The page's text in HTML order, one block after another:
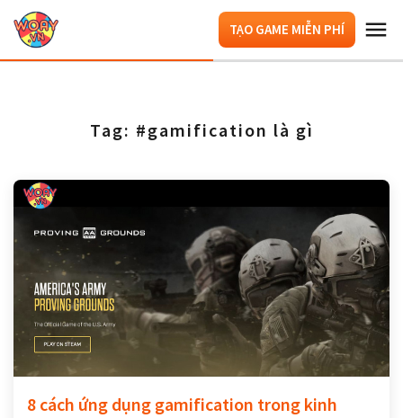
TẠO GAME MIỄN PHÍ
Tag: #gamification là gì
8 cách ứng dụng gamification trong kinh